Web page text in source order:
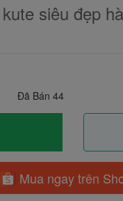
siêu đẹp
Đã Bán 44
Mua ngay trên